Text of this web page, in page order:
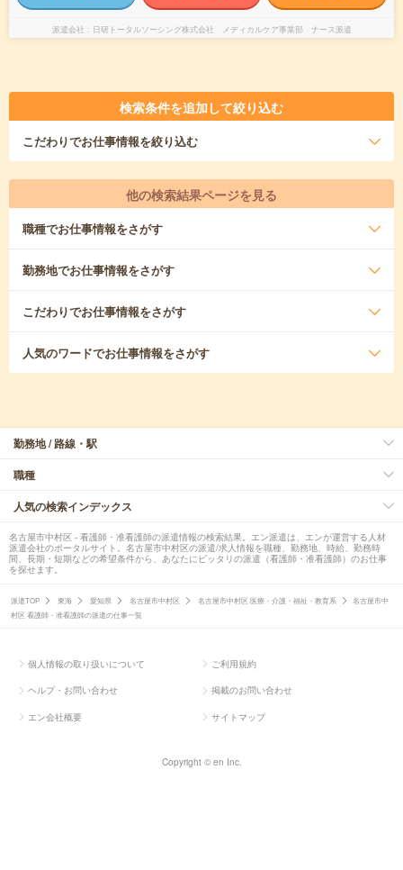
派遣会社 日研トータルソーシング株式会社 メディカルケア事業部 ナース派遣
検索条件を追加して絞り込む
こだわりでお仕事情報を絞り込む
他の検索結果ページを見る
職種でお仕事情報をさがす
勤務地でお仕事情報をさがす
こだわりでお仕事情報をさがす
人気のワードでお仕事情報をさがす
勤務地 / 路線・駅
職種
人気の検索インデックス
名古屋市中村区 - 看護師・准看護師の派遣情報の検索結果。エン派遣は、エンが運営する人材
派遣会社のポータルサイト。名古屋市中村区の派遣/求人情報を職種、勤務地、時給、勤務時
間、長期・短期などの希望条件から、あなたにピッタリの派遣（看護師・准看護師）のお仕事
を探せます。
派遣TOP 東海 愛知県 名古屋市中村区 名古屋市中村区 医療・介護・福祉・教育系
名古屋市中
村区 看護師・准看護師の派遣の仕事一覧
個人情報の取り扱いについて ご利用規約
ヘルプ・お問い合わせ 掲載のお問い合わせ
エン会社概要 サイトマップ
Copyright © en Inc.